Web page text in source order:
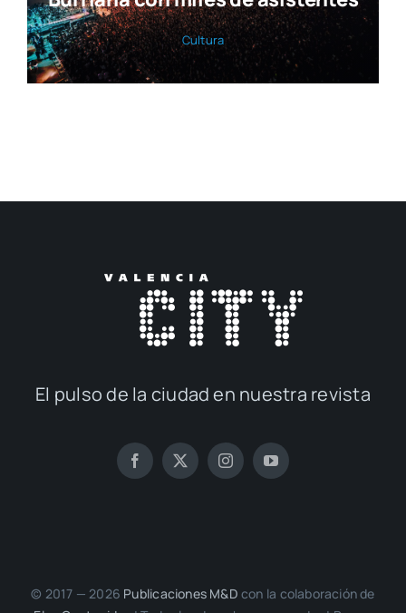
Cul­tu­ra
El pul­so de la ciu­dad en nues­tra revis­ta
© 2017 — 2026 Publi­ca­cio­nes M&D con la cola­bo­ra­ción de